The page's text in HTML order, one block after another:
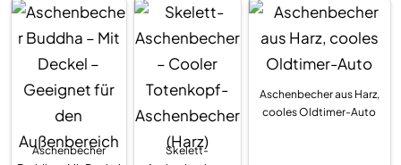
Aschenbecher
Skelett-
Aschenbecher aus Harz,
cooles Oldtimer-Auto